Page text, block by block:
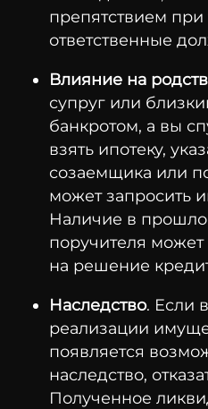
препятствием при
ответственные
Влияние на
супруг или
банкротом, а вы
взять ипотеку,
созаемщика или
может запросить
Наличие в
поручителя может
на решение
Наследство. Если
реализации
появляется
наследство,
Полученное